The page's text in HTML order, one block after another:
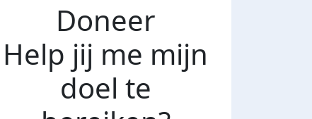
Doneer
Help jij me mijn
doel te